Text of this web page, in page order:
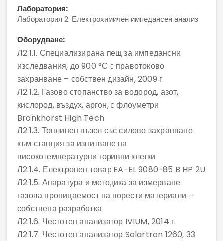
Лаборатория:
Лаборатория 2: Електрохимичен импедансен анализ
Оборудване:
Л2.1.1. Специализирана пещ за импедансни
изследвания, до 900 °С с правотоково
захранване – собствен дизайн, 2009 г.
Л2.1.2. Газово стопанство за водород, азот,
кислород, въздух, аргон, с флоуметри
Bronkhorst High Tech
Л2.1.3. Топлинен възел със силово захранване
към станция за изпитване на
високотемпературни горивни клетки
Л2.1.4. Електронен товар EA-EL 9080-85 B HP 2U
Л2.1.5. Апаратура и методика за измерване
газова проницаемост на порести материали –
собствена разработка
Л2.1.6. Честотен анализатор IVIUM, 2014 г.
Л2.1.7. Честотен анализатор Solartron 1260, 33